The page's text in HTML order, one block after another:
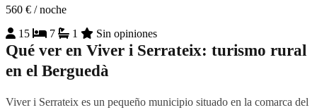
560 € / noche
15
7 1 Sin opiniones
Qué ver en Viver i Serrateix: turismo rural
en el Berguedà
Viver i Serrateix es un pequeño municipio situado en la comarca del